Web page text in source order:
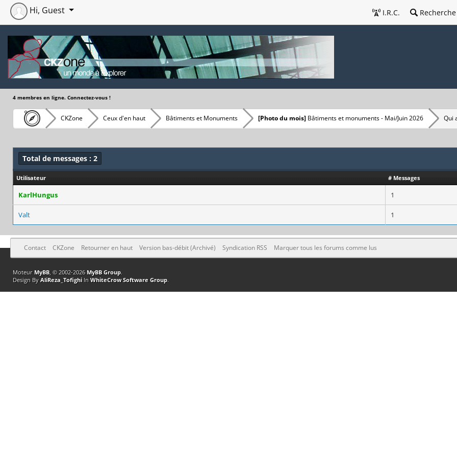
I.R.C. Recherche
Hi, Guest
4 membres en ligne. Connectez-vous !
CKZone Ceux d'en haut Bâtiments et Monuments [Photo du mois] Bâtiments et monuments - Mai/Juin 2026 Qui
Total de messages : 2
Utilisateur # Messages
KarlHungus 1
Valt 1
Contact CKZone Retourner en haut Version bas-débit (Archivé) Syndication RSS Marquer tous les forums comme lus
Moteur MyBB, © 2002-2026 MyBB Group.
Design By AliReza_TofighiIn WhiteCrow Software Group.